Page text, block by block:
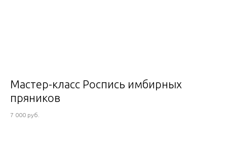
Мастер-класс Роспись имбирных
пряников
7 000 руб.